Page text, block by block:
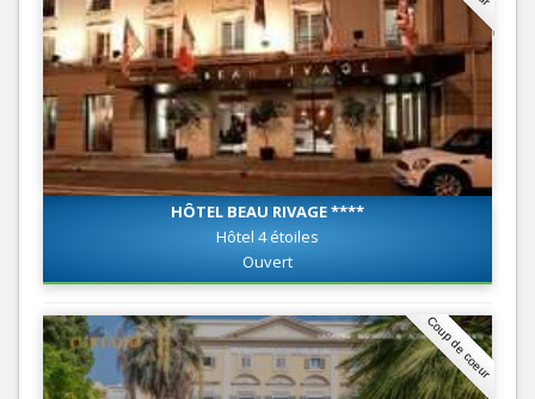
HÔTEL BEAU RIVAGE ****
Hôtel 4 étoiles
Ouvert
Coup de coeur